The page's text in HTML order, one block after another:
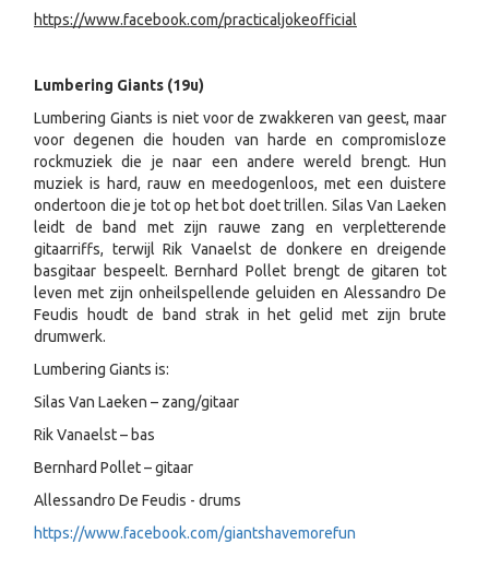
https://www.facebook.com/practicaljokeofficial
Lumbering Giants (19u)
Lumbering Giants is niet voor de zwakkeren van geest, maar
voor degenen die houden van harde en compromisloze
rockmuziek die je naar een andere wereld brengt. Hun
muziek is hard, rauw en meedogenloos, met een duistere
ondertoon die je tot op het bot doet trillen. Silas Van Laeken
leidt de band met zijn rauwe zang en verpletterende
gitaarriffs, terwijl Rik Vanaelst de donkere en dreigende
basgitaar bespeelt. Bernhard Pollet brengt de gitaren tot
leven met zijn onheilspellende geluiden en Alessandro De
Feudis houdt de band strak in het gelid met zijn brute
drumwerk.
Lumbering Giants is:
Silas Van Laeken – zang/gitaar
Rik Vanaelst – bas
Bernhard Pollet – gitaar
Allessandro De Feudis - drums
https://www.facebook.com/giantshavemorefun